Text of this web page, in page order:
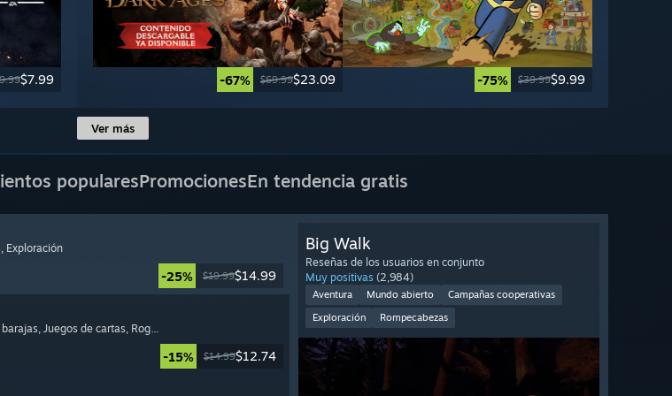
$7.99 -67% $69.99$23.09 -75% $39.99$9.99
Ver más
popularesPromocionesEn tendencia gratis
, Exploración
-25% $19.99$14.99
, Juegos de cartas, Roguelite
-15% $14.99$12.74
Big Walk
Reseñas de los usuarios en conjunto
Muy positivas (2,984)
Aventura Mundo abierto
Campañas cooperativas
Exploración
Rompecabezas